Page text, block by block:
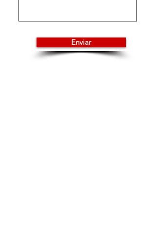
Enviar